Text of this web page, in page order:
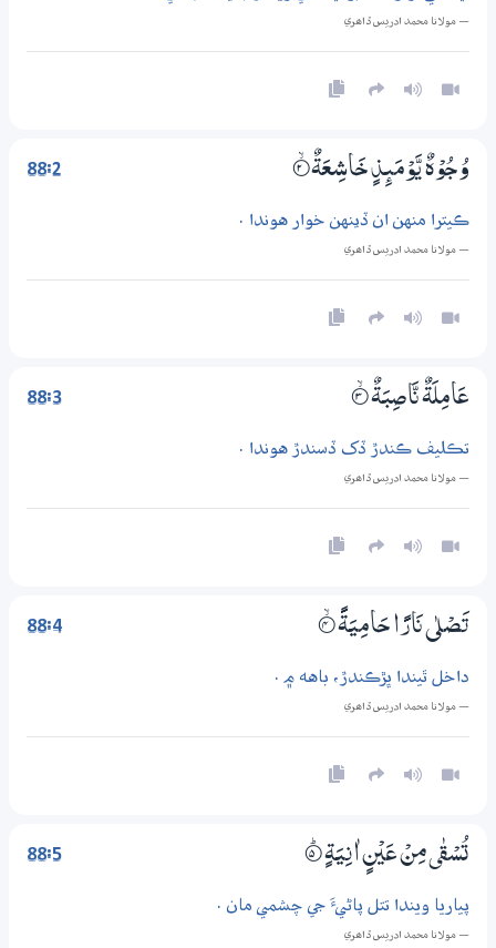
— مولانا محمد ادريس ڏاھري
88:2 وُجُوْهٌ يَّوْمَىِٕذٍ خَاشِعَةٌ 2‏۝ۙ
ڪيترا منهن ان ڏينهن خوار هوندا .
— مولانا محمد ادريس ڏاھري
88:3 عَامِلَةٌ نَّاصِبَةٌ 3‏۝ۙ
تڪليف ڪندڙ ڏک ڏسندڙ هوندا .
— مولانا محمد ادريس ڏاھري
88:4 تَصْلٰى نَارًا حَامِيَةً 4‏۝ۙ
داخل ٿيندا ڀڙڪندڙ، باهه ۾ .
— مولانا محمد ادريس ڏاھري
88:5 تُسْقٰى مِنْ عَيْنٍ اٰنِيَةٍ 5‏۝ۭ
پياريا ويندا تتل پاڻيءَ جي چشمي مان .
— مولانا محمد ادريس ڏاھري